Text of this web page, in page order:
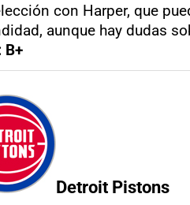
con Harper, que
aunque hay dudas
B+
Detroit Pistons